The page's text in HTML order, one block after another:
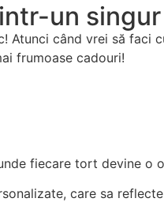
un
Atunci când vrei să
frumoase cadouri!
fiecare tort devine o
care sa